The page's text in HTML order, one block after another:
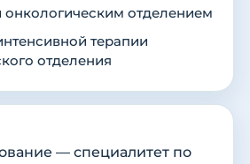
отделением
терапии
отделения
— специалитет по